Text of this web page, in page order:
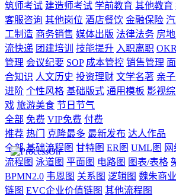
筑师考试 建造师考试 学前教育 其他教育
客服咨询 其他岗位 酒店餐饮 金融保险
工制造 商务销售 媒体出版 法律法务 房
流快递 团建培训 技能提升 入职离职
管理 会议纪要 SOP 成本管控 销售管理
合知识 人文历史 投资理财 文学名著 亲
进阶 个性风格 基础版式 通用模板 影视
戏 旅游美食 节日节气
全部 免费 VIP免费 付费
推荐 热门 克隆最多 最新发布 达人作品
全部 基础流程图 甘特图 ER图 UML图
流程图 泳道图 平面图 电路图 图表/表格
BPMN2.0 韦恩图 关系图 逻辑图 魏朱商
链图 EVC企业价值链图 其他流程图